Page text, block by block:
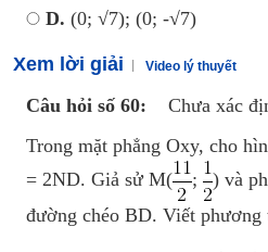
D. (0; √7); (0; -√7)
Xem lời giải Video lý thuyết
Câu hỏi số 60:
Chưa xác
Trong mặt phẳng Oxy, cho
= 2ND. Giả sử M(
;
) và
đường chéo BD. Viết